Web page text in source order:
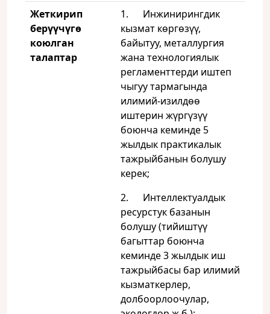
Жеткирип
берүүчүгө
коюлган
талаптар
1. Инжинирингдик
кызмат көргөзүү,
байытуу, металлургия
жана технологиялык
регламенттерди иштеп
чыгуу тармагында
илимий-изилдөө
иштерин жүргүзүү
боюнча кеминде 5
жылдык практикалык
тажрыйбанын болушу
керек;
2. Интеллектуалдык
ресурстук базанын
болушу (тийиштүү
багыттар боюнча
кеминде 3 жылдык иш
тажрыйбасы бар илимий
кызматкерлер,
долбоорлоочулар,